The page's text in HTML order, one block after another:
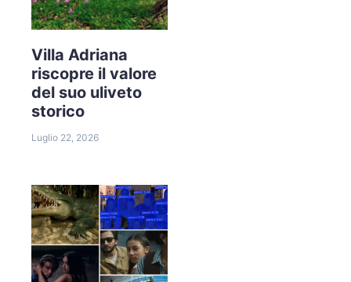
Villa Adriana
riscopre il valore
del suo uliveto
storico
Luglio 22, 2026